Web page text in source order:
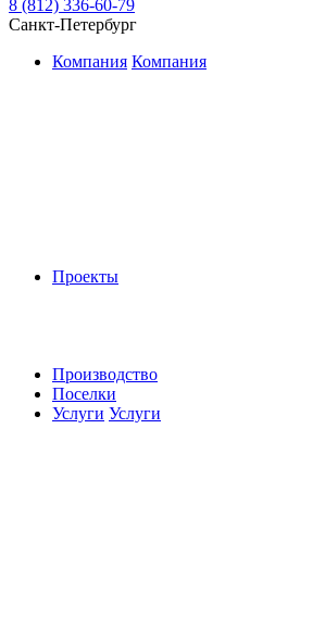
8 (812) 336-60-79
Санкт-Петербург
Компания Компания
Проекты
Производство
Поселки
Услуги Услуги